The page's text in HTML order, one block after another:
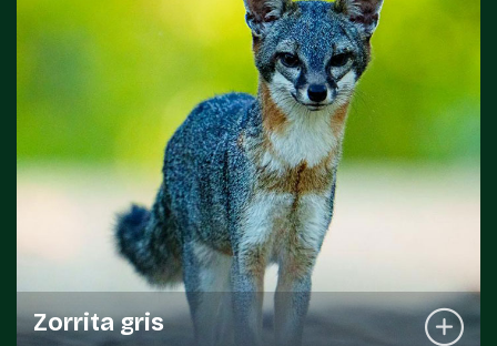
Zorrita gris